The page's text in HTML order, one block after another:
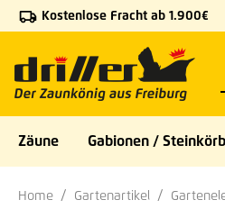
Hauptinhalt springen
Zur Suche springen
Zur Hauptnavigation springen
Kostenlose Fracht ab 1.900€
Zäune Gabionen /
Home Gartenartikel